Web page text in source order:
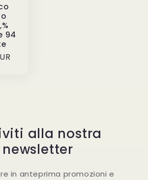
94
alla nostra
newsletter
in anteprima promozioni e